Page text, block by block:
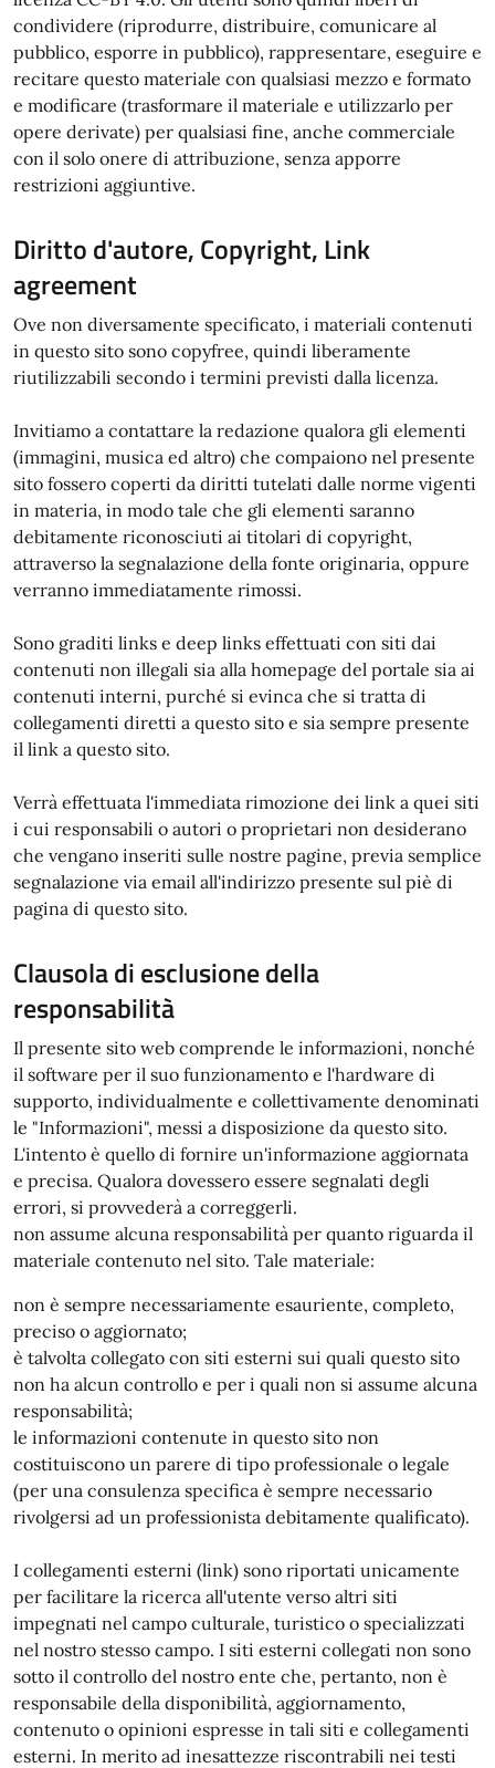
condividere (riprodurre, distribuire, comunicare al
pubblico, esporre in pubblico), rappresentare, eseguire e
recitare questo materiale con qualsiasi mezzo e formato
e modificare (trasformare il materiale e utilizzarlo per
opere derivate) per qualsiasi fine, anche commerciale
con il solo onere di attribuzione, senza apporre
restrizioni aggiuntive.
Diritto d'autore, Copyright, Link
agreement
Ove non diversamente specificato, i materiali contenuti
in questo sito sono copyfree, quindi liberamente
riutilizzabili secondo i termini previsti dalla licenza.
Invitiamo a contattare la redazione qualora gli elementi
(immagini, musica ed altro) che compaiono nel presente
sito fossero coperti da diritti tutelati dalle norme vigenti
in materia, in modo tale che gli elementi saranno
debitamente riconosciuti ai titolari di copyright,
attraverso la segnalazione della fonte originaria, oppure
verranno immediatamente rimossi.
Sono graditi links e deep links effettuati con siti dai
contenuti non illegali sia alla homepage del portale sia ai
contenuti interni, purché si evinca che si tratta di
collegamenti diretti a questo sito e sia sempre presente
il link a questo sito.
Verrà effettuata l'immediata rimozione dei link a quei siti
i cui responsabili o autori o proprietari non desiderano
che vengano inseriti sulle nostre pagine, previa semplice
segnalazione via email all'indirizzo presente sul piè di
pagina di questo sito.
Clausola di esclusione della
responsabilità
Il presente sito web comprende le informazioni, nonché
il software per il suo funzionamento e l'hardware di
supporto, individualmente e collettivamente denominati
le "Informazioni", messi a disposizione da questo sito.
L'intento è quello di fornire un'informazione aggiornata
e precisa. Qualora dovessero essere segnalati degli
errori, si provvederà a correggerli.
non assume alcuna responsabilità per quanto riguarda il
materiale contenuto nel sito. Tale materiale:
non è sempre necessariamente esauriente, completo,
preciso o aggiornato;
è talvolta collegato con siti esterni sui quali questo sito
non ha alcun controllo e per i quali non si assume alcuna
responsabilità;
le informazioni contenute in questo sito non
costituiscono un parere di tipo professionale o legale
(per una consulenza specifica è sempre necessario
rivolgersi ad un professionista debitamente qualificato).
I collegamenti esterni (link) sono riportati unicamente
per facilitare la ricerca all'utente verso altri siti
impegnati nel campo culturale, turistico o specializzati
nel nostro stesso campo. I siti esterni collegati non sono
sotto il controllo del nostro ente che, pertanto, non è
responsabile della disponibilità, aggiornamento,
contenuto o opinioni espresse in tali siti e collegamenti
esterni. In merito ad inesattezze riscontrabili nei testi